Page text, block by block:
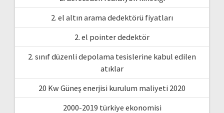
2. el altın arama dedektörü fiyatları
2. el pointer dedektör
2. sınıf düzenli depolama tesislerine kabul edilen
atıklar
20 Kw Güneş enerjisi kurulum maliyeti 2020
2000-2019 türkiye ekonomisi